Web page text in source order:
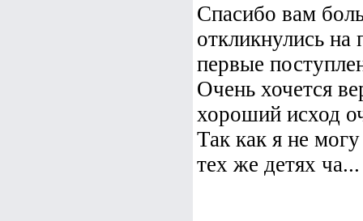
Спасибо вам
откликнулись
первые
Очень хочется
хороший исход
Так как я не
тех же детях ча...